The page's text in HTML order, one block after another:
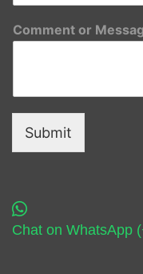
Comment or
Submit
Chat on WhatsApp